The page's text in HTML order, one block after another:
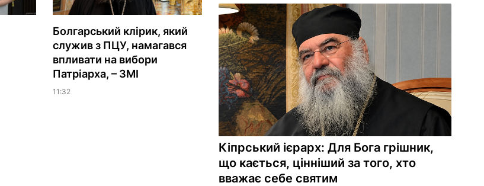
Болгарський клірик, який
служив з ПЦУ, намагався
впливати на вибори
Патріарха, – ЗМІ
11:32
Кіпрський ієрарх: Для Бога грішник,
що кається, цінніший за того, хто
вважає себе святим